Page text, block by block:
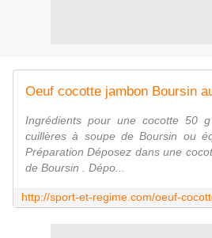
Oeuf cocotte jambon Boursin
Ingrédients pour une cocotte 50
cuillères à soupe de Boursin ou
Préparation Déposez dans une
de Boursin . Dépo...